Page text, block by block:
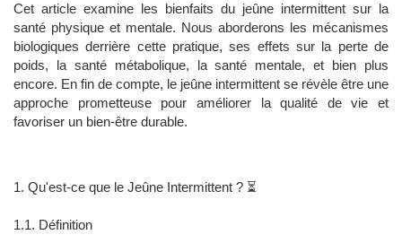
Cet article examine les bienfaits du jeûne intermittent sur la
santé physique et mentale. Nous aborderons les mécanismes
biologiques derrière cette pratique, ses effets sur la perte de
poids, la santé métabolique, la santé mentale, et bien plus
encore. En fin de compte, le jeûne intermittent se révèle être une
approche prometteuse pour améliorer la qualité de vie et
favoriser un bien-être durable.
1. Qu'est-ce que le Jeûne Intermittent ? ⏳
1.1. Définition